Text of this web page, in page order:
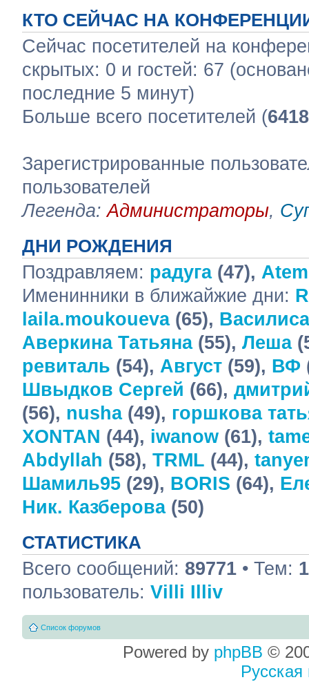
КТО СЕЙЧАС НА
Сейчас посетителей на
скрытых: 0 и гостей: 67
последние 5 минут)
Больше всего посетителей (6418
Зарегистрированные
пользователей
Легенда:Администраторы,
ДНИ РОЖДЕНИЯ
Поздравляем: радуга(47),
Именинники в ближайжие дни:
laila.moukoueva(65), Василиса
Аверкина Татьяна(55), Леша
ревиталь (54), Август (59), ВФ
Швыдков Сергей (66),
(56), nusha(49), горшкова
XONTAN (44), iwanow (61),
Abdyllah (58), TRML (44),
Шамиль95 (29), BORIS (64),
Ник. Казберова(50)
СТАТИСТИКА
Всего сообщений: 89771 • Тем:
пользователь: Villi Illiv
Список форумов
Powered by phpBB ©